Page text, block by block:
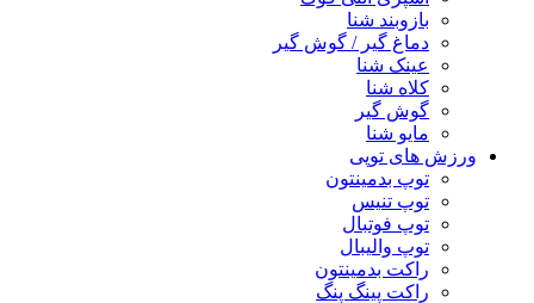
بازوبند شنا
دماغ گیر / گوش گیر
عینک شنا
کلاه شنا
گوش گیر
مایو شنا
ورزش های توپی
توپ بدمینتون
توپ تنیس
توپ فوتبال
توپ والیبال
راکت بدمینتون
راکت پینگ پنگ